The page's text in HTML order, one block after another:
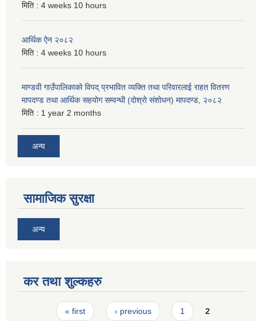
मिति : 4 weeks 10 hours
आर्थिक ऐन २०८२
मिति : 4 weeks 10 hours
माण्डवी गाउँपालिकाको विपद् प्रभावित व्यक्ति तथा परिवारलाई राहत वितरण
मापदण्ड तथा आर्थिक सहयोग सम्वन्धी (दोश्रो संशोधन) मापदण्ड, २०८२
मिति : 1 year 2 months
अन्य
सामाजिक सुरक्षा
अन्य
कर तथा शुल्कहरु
Pages« first ‹ previous 1 2